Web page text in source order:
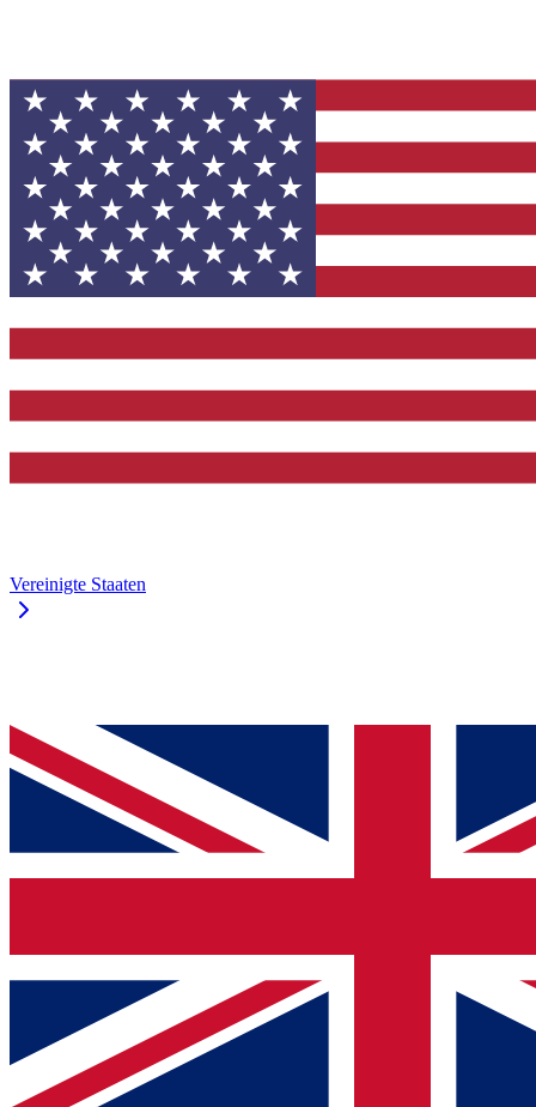
Vereinigte Staaten